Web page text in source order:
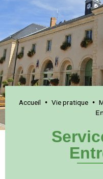
Accueil • Vie pratique •